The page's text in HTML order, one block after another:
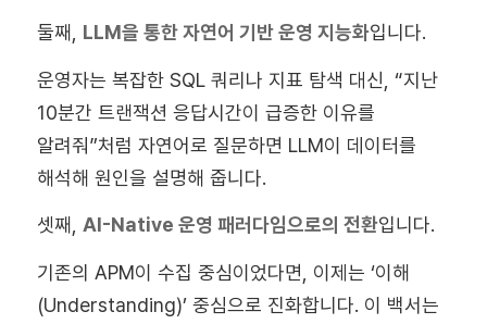
둘째, LLM을 통한 자연어 기반 운영 지능화입니다.
운영자는 복잡한 SQL 쿼리나 지표 탐색 대신, “지난
10분간 트랜잭션 응답시간이 급증한 이유를
알려줘”처럼 자연어로 질문하면 LLM이 데이터를
해석해 원인을 설명해 줍니다.
셋째, AI-Native 운영 패러다임으로의 전환입니다.
기존의 APM이 수집 중심이었다면, 이제는 ‘이해
(Understanding)’ 중심으로 진화합니다. 이 백서는